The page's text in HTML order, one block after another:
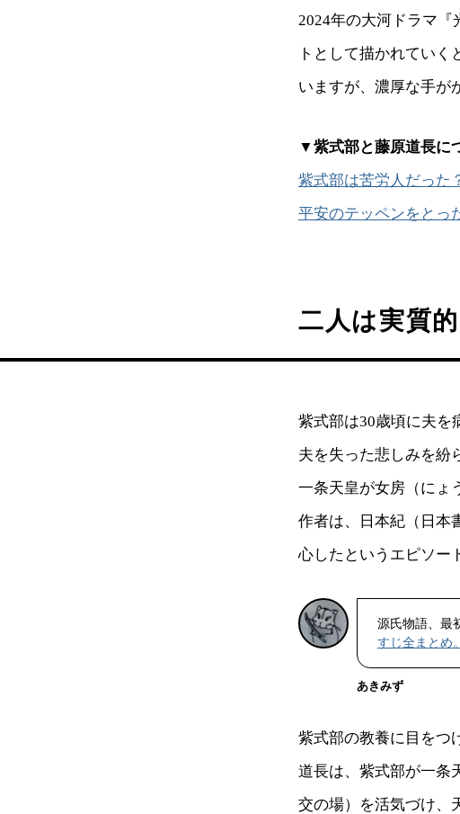
2024年の大河ドラマ『
トとして描かれてい
いますが、濃厚な手が
▼紫式部と藤原道長に
紫式部は苦労人だった
平安のテッペンをとっ
二人は実質
紫式部は30歳頃に夫を
夫を失った悲しみを紛
一条天皇が女房（にょ
作者は、日本紀（日本
心したというエピソー
源氏物語、最
すじ全まとめ
あきみず
紫式部の教養に目をつ
道長は、紫式部が一条
交の場）を活気づけ、